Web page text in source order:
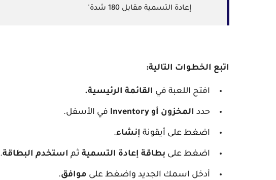
إعادة التسمية مقابل 180 شدة"
اتبع الخطوات التالية:
افتح اللعبة في القائمة الرئيسية.
حدد المخزون أو Inventory في الأسفل.
اضغط على أيقونة إنشاء.
اضغط على بطاقة إعادة التسمية ثم استخدم البطاقة.
أدخل اسمك الجديد واضغط على موافق.